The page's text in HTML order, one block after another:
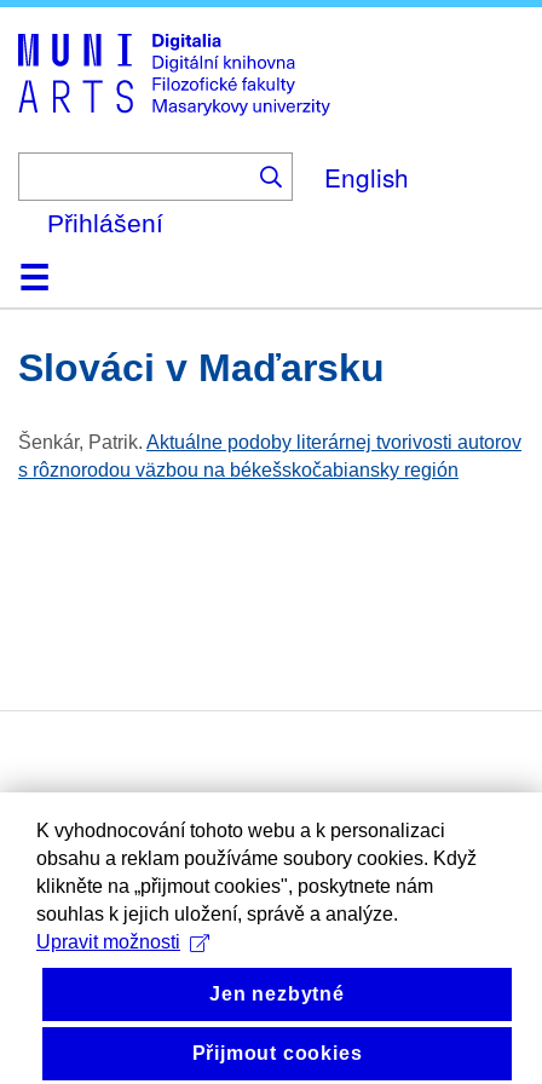
to
main
content
English
Přihlášení
DomůKolekce
Prohlížení
Vyhledávání
O platformě
Nápověda
KontaktDigitalia
Slováci v Maďarsku
Šenkár, Patrik. Aktuálne podoby literárnej tvorivosti autorov
s rôznorodou väzbou na békešskočabiansky región
K vyhodnocování tohoto webu a k personalizaci
obsahu a reklam používáme soubory cookies. Když
klikněte na „přijmout cookies", poskytnete nám
souhlas k jejich uložení, správě a analýze.
Upravit možnosti
Jen nezbytné
Přijmout cookies